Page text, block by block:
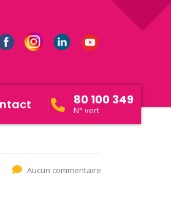
80 100 349
N° vert
Aucun commentaire